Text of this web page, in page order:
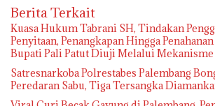
Berita Terkait
‎Kuasa Hukum Tabrani SH, Tindakan
Penyitaan, Penangkapan Hingga
Bupati Pali Patut Diuji Melalui
Satresnarkoba Polrestabes Palembang
Peredaran Sabu, Tiga Tersangka